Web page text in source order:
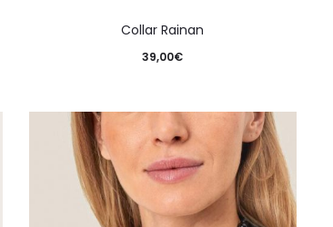
Collar Rainan
39,00€